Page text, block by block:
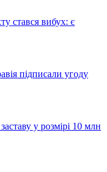
стався вибух: є
підписали угоду
у розмірі 10 млн